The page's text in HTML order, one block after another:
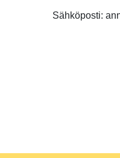
Sähköposti: